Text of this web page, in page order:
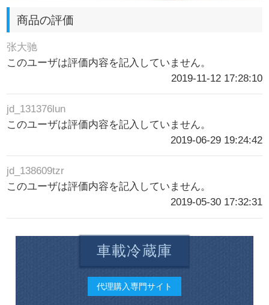
商品の評価
张大驰
このユーザは評価内容を記入していません。
2019-11-12 17:28:10
jd_131376lun
このユーザは評価内容を記入していません。
2019-06-29 19:24:42
jd_138609tzr
このユーザは評価内容を記入していません。
2019-05-30 17:32:31
車載冷蔵庫
代理購入専門サイト